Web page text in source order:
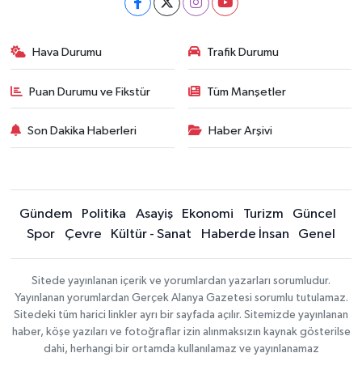
Hava Durumu Trafik Durumu
Puan Durumu ve Fikstür Tüm Manşetler
Son Dakika Haberleri Haber Arşivi
Gündem Politika Asayiş Ekonomi Turizm
Güncel
Spor
Çevre Kültür - Sanat Haberde İnsan Genel
Sitede yayınlanan içerik ve yorumlardan yazarları sorumludur.
Yayınlanan yorumlardan Gerçek Alanya Gazetesi sorumlu tutulamaz.
Sitedeki tüm harici linkler ayrı bir sayfada açılır. Sitemizde yayınlanan
haber, köşe yazıları ve fotoğraflar izin alınmaksızın kaynak gösterilse
dahi, herhangi bir ortamda kullanılamaz ve yayınlanamaz